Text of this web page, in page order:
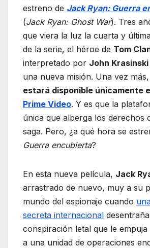
estreno de Jack Ryan: Guerra
(Jack Ryan: Ghost War). Tres
que viera la luz la cuarta y
de la serie, el héroe de Tom
interpretado por John Krasinski
una nueva misión. Una vez
estará disponible únicamente
Prime Video. Y es que la
única que alberga los derechos
saga. Pero, ¿a qué hora se
Guerra encubierta?
En esta nueva película, Jack
arrastrado de nuevo, muy a su
mundo del espionaje cuando
secreta internacional
conspiración letal que le
a una unidad de operaciones